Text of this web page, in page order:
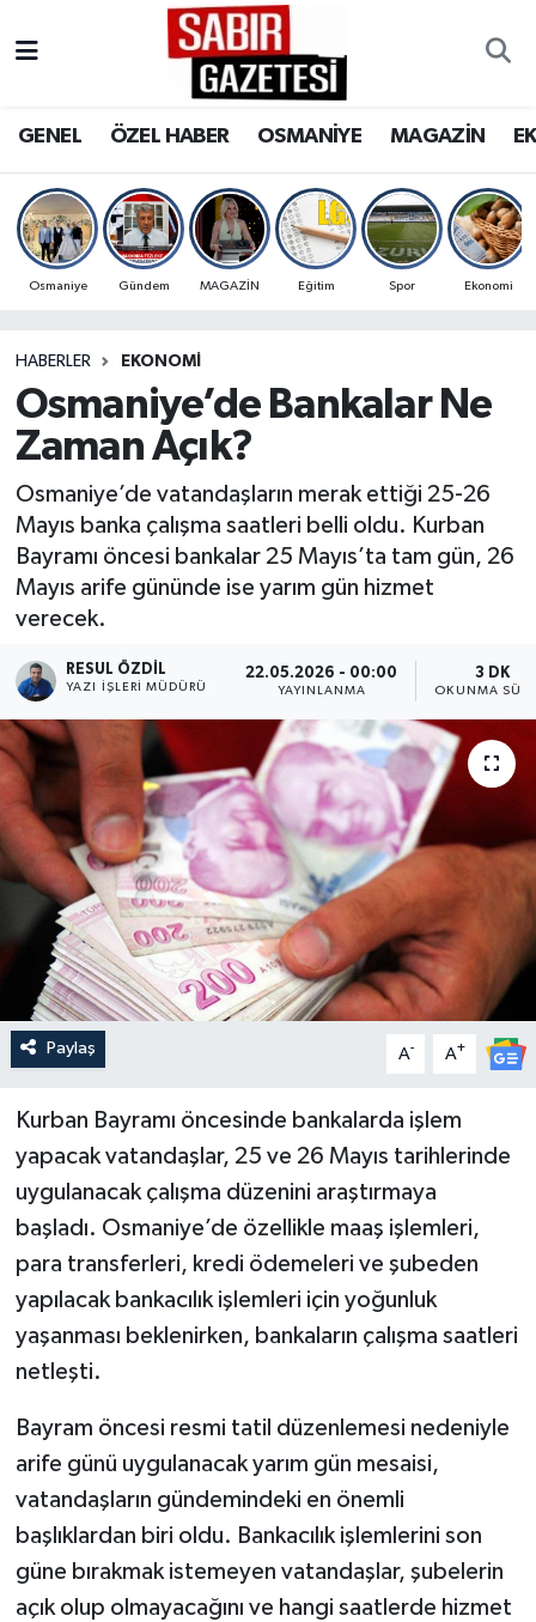
GENEL ÖZEL HABER OSMANİYE MAGAZİN
Osmaniye Gündem MAGAZİN Eğitim Spor Ekonomi
HABERLER EKONOMI
Osmaniye’de Bankalar Ne
Zaman Açık?
Osmaniye’de vatandaşların merak ettiği 25-26
Mayıs banka çalışma saatleri belli oldu. Kurban
Bayramı öncesi bankalar 25 Mayıs’ta tam gün, 26
Mayıs arife gününde ise yarım gün hizmet
verecek.
RESUL ÖZDIL
YAZI İŞLERI MÜDÜRÜ
22.05.2026 - 00:00
YAYINLANMA
3 DK
OKUNMA
Paylaş A- A+
Kurban Bayramı öncesinde bankalarda işlem
yapacak vatandaşlar, 25 ve 26 Mayıs tarihlerinde
uygulanacak çalışma düzenini araştırmaya
başladı. Osmaniye’de özellikle maaş işlemleri,
para transferleri, kredi ödemeleri ve şubeden
yapılacak bankacılık işlemleri için yoğunluk
yaşanması beklenirken, bankaların çalışma saatleri
netleşti.
Bayram öncesi resmi tatil düzenlemesi nedeniyle
arife günü uygulanacak yarım gün mesaisi,
vatandaşların gündemindeki en önemli
başlıklardan biri oldu. Bankacılık işlemlerini son
güne bırakmak istemeyen vatandaşlar, şubelerin
açık olup olmayacağını ve hangi saatlerde hizmet
OSMANİYE
MAGAZİN
SPOR
RESMİ İLANLAR
Osmaniye Nöbetçi Eczaneler
Osmaniye Trafik Yoğunluk Haritası
Süper Lig Puan Durumu ve Fikstür
Son Dakika Haberleri
Haber Arşivi